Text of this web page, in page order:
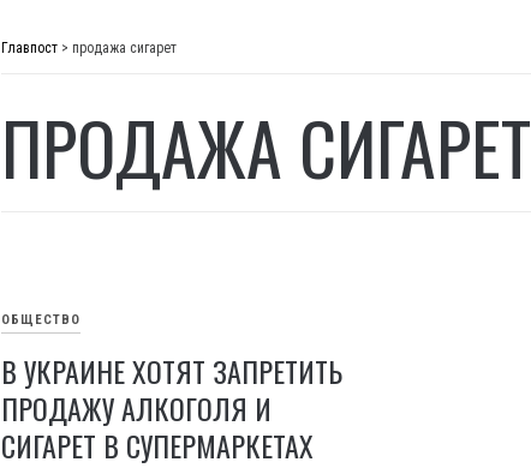
Главпост > продажа сигарет
ПРОДАЖА СИГАРЕТ
ОБЩЕСТВО
В УКРАИНЕ ХОТЯТ ЗАПРЕТИТЬ
ПРОДАЖУ АЛКОГОЛЯ И
СИГАРЕТ В СУПЕРМАРКЕТАХ